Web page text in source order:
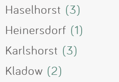
Haselhorst (3)
Heinersdorf (1)
Karlshorst (3)
Kladow (2)